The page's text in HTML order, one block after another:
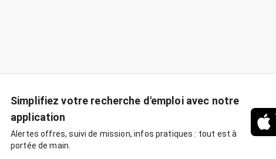
Simplifiez votre recherche d'emploi avec notre
application
Alertes offres, suivi de mission, infos pratiques : tout est à
portée de main.